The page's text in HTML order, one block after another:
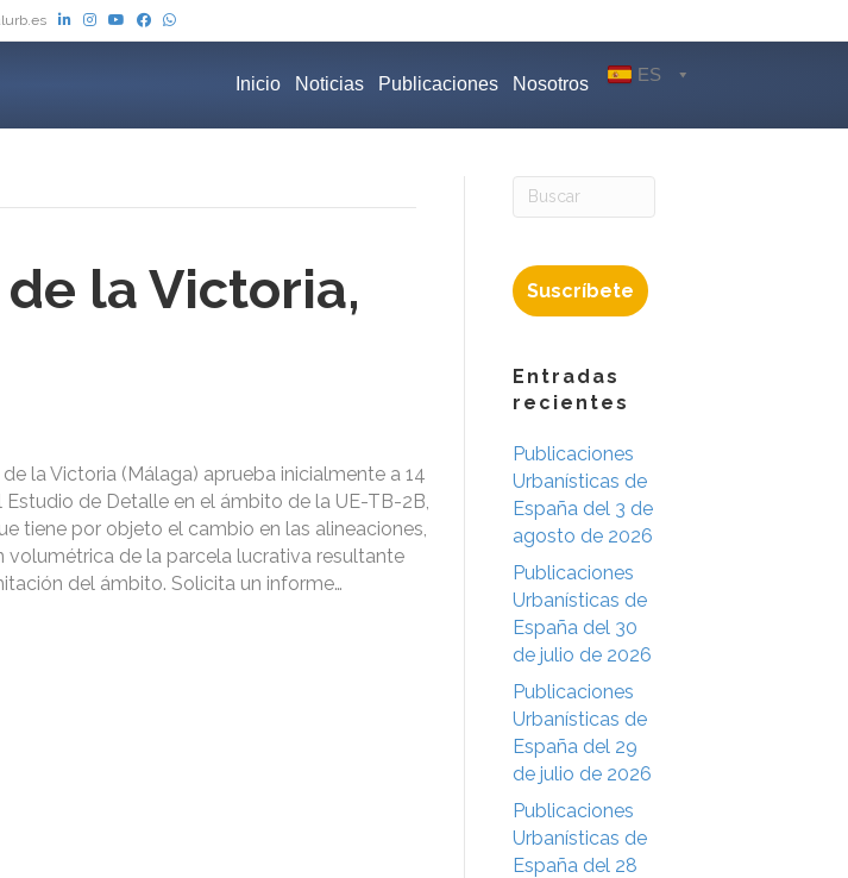
Inicio Noticias Publicaciones Nosotros ES
la Victoria,
la Victoria (Málaga) aprueba inicialmente a 14
de Detalle en el ámbito de la UE-TB-2B,
tiene por objeto el cambio en las alineaciones,
volumétrica de la parcela lucrativa resultante
del ámbito. Solicita un informe…
Suscríbete
Entradas
recientes
Publicaciones
Urbanísticas de
España del 3 de
agosto de 2026
Publicaciones
Urbanísticas de
España del 30
de julio de 2026
Publicaciones
Urbanísticas de
España del 29
de julio de 2026
Publicaciones
Urbanísticas de
España del 28